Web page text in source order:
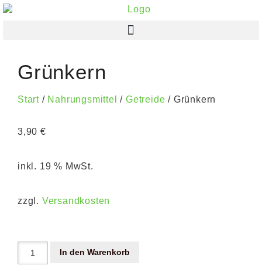
Grünkern
Start / Nahrungsmittel /Getreide / Grünkern
3,90 €
inkl. 19 % MwSt.
zzgl. Versandkosten
In den Warenkorb